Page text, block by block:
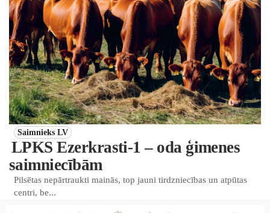
Saimnieks LV
LPKS Ezerkrasti-1 – oda ģimenes
saimniecībām
Pilsētas nepārtraukti mainās, top jauni tirdzniecības un atpūtas
centri, be...